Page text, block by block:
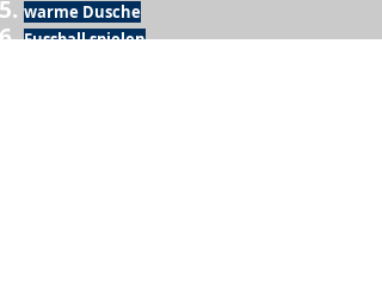
warme Dusche
Fussball spielen